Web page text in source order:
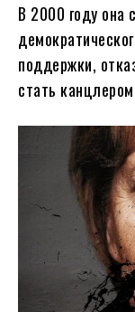
В 2000 году она
поддержки,
стать